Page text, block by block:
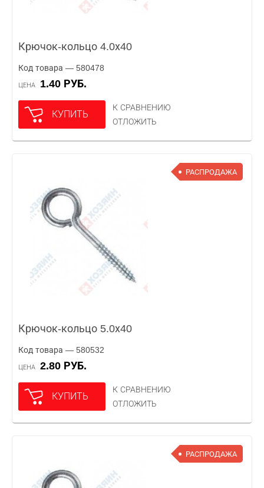
Крючок-кольцо 4.0х40
Код товара — 580478
ЦЕНА 1.40 РУБ.
КУПИТЬ
К СРАВНЕНИЮ
ОТЛОЖИТЬ
РАСПРОДАЖА
Крючок-кольцо 5.0х40
Код товара — 580532
ЦЕНА 2.80 РУБ.
КУПИТЬ
К СРАВНЕНИЮ
ОТЛОЖИТЬ
РАСПРОДАЖА